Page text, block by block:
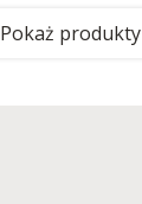
Pokaż produkty